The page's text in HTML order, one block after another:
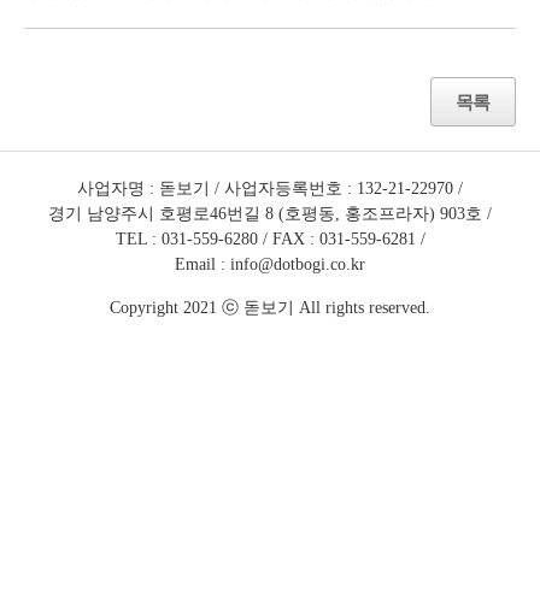
목록
사업자명 : 돋보기
사업자등록번호 : 132-21-22970
경기 남양주시 호평로46번길 8 (호평동, 홍조프라자) 903호
TEL : 031-559-6280
FAX : 031-559-6281
Email : info@dotbogi.co.kr
Copyright 2021 ⓒ 돋보기 All rights reserved.